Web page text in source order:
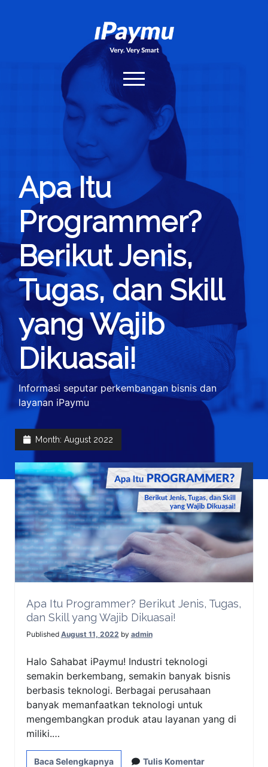
iPaymu.com
open
Home
Hubungi Kami
Apa Itu
Programmer?
Berikut Jenis,
Tugas, dan Skill
yang Wajib
Dikuasai!
Informasi seputar perkembangan bisnis dan
layanan iPaymu
Month: August 2022
Apa Itu Programmer? Berikut Jenis, Tugas,
dan Skill yang Wajib Dikuasai!
Published August 11, 2022 by admin
Halo Sahabat iPaymu! Industri teknologi
semakin berkembang, semakin banyak bisnis
berbasis teknologi. Berbagai perusahaan
banyak memanfaatkan teknologi untuk
mengembangkan produk atau layanan yang di
miliki.…
Baca Selengkapnya Tulis Komentar